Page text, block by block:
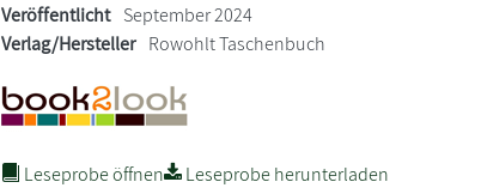
Veröffentlicht September 2024
Verlag/Hersteller Rowohlt Taschenbuch
Leseprobe öffnen
Leseprobe herunterladen